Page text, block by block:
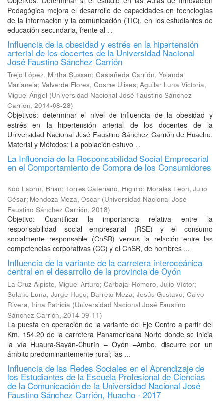
Pedagógica mejora el desarrollo de capacidades en tecnologías
de la información y la comunicación (TIC), en los estudiantes de
educación secundaria, frente al ...
Influencia de la obesidad y estrés en la hipertensión
arterial de los docentes de la Universidad Nacional
José Faustino Sánchez Carrión
Trejo López, Mirtha Sussan; Castañeda Carrión, Yolanda
Marianela; Valverde Flores, Cosme Ulises; Aguilar Luna Victoria,
Miguel Ángel (Universidad Nacional José Faustino Sánchez
Carrion, 2014-08-28)
Objetivos: determinar el nivel de influencia de la obesidad y
estrés en la hipertensión arterial de los docentes de la
Universidad Nacional José Faustino Sánchez Carrión de Huacho.
Material y Métodos: La población estuvo ...
La Influencia de la Responsabilidad Social Empresarial
en el Comportamiento de Compra de los Consumidores
Koo Labrín, Brian; Torres Cateriano, Higinio; Morales León, Julio
César; Mendoza Meza, Oscar (Universidad Nacional José
Faustino Sánchez Carrión, 2018)
Objetivo: Cuantificar la importancia relativa entre la
responsabilidad social empresarial (RSE) y el consumo
socialmente responsable (CnSR) versus la relación entre las
competencias corporativas (CC) y el CnSR, de hombres ...
Influencia de la variante de la carretera interoceánica
central en el desarrollo de la provincia de Oyón
La Cruz Alpiste, Miguel Arturo; Carbajal Romero, Julio Víctor;
Solano Luna, Jorge Hugo; Barreto Meza, Jesús Gustavo; Calvo
Rivera, Irina Patricia (Universidad Nacional José Faustino
Sánchez Carrión, 2014-09-11)
La puesta en operación de la variante del Eje Centro a partir del
Km. 154.20 de la carretera Panamericana Norte donde se inicia
la vía Huaura-Sayán-Churín – Oyón –Ambo, discurre por un
ámbito predominantemente rural; las ...
Influencia de las Redes Sociales en el Aprendizaje de
los Estudiantes de la Escuela Profesional de Ciencias
de la Comunicación de la Universidad Nacional José
Faustino Sánchez Carrión, Huacho - 2017